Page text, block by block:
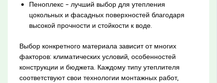
Пеноплекс – лучший выбор для утепления
цокольных и фасадных поверхностей благодаря
высокой прочности и стойкости к воде.
Выбор конкретного материала зависит от многих
факторов: климатических условий, особенностей
конструкции и бюджета. Каждому типу утеплителя
соответствуют свои технологии монтажных работ,